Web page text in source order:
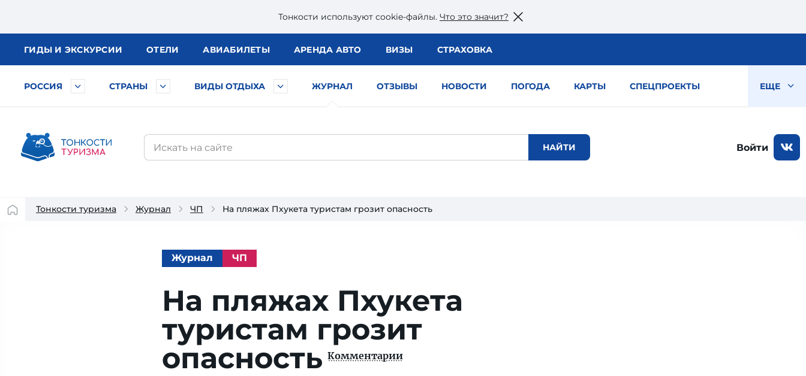
Тонкости используют сookie-файлы. Что это значит?
ГИДЫ И ЭКСКУРСИИ ОТЕЛИ АВИАБИЛЕТЫ АРЕНДА АВТО ВИЗЫ СТРАХОВКА
РОССИЯ СТРАНЫ ВИДЫ ОТДЫХА ЖУРНАЛ ОТЗЫВЫ НОВОСТИ ПОГОДА КАРТЫ СПЕЦПРОЕКТЫ ЕЩЕ
Войти
Тонкости туризма Журнал ЧП На пляжах Пхукета туристам грозит опасность
Журнал ЧП
На пляжах Пхукета
туристам грозит
опасность Комментарии